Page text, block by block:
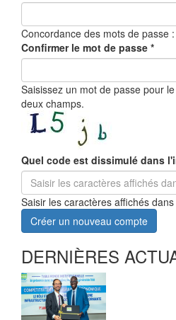
Concordance des mots de passe :
Confirmer le mot de passe *
Saisissez un mot de passe pour
deux champs.
Quel code est dissimulé dans
Saisir les caractères affichés
Créer un nouveau compte
DERNIÈRES